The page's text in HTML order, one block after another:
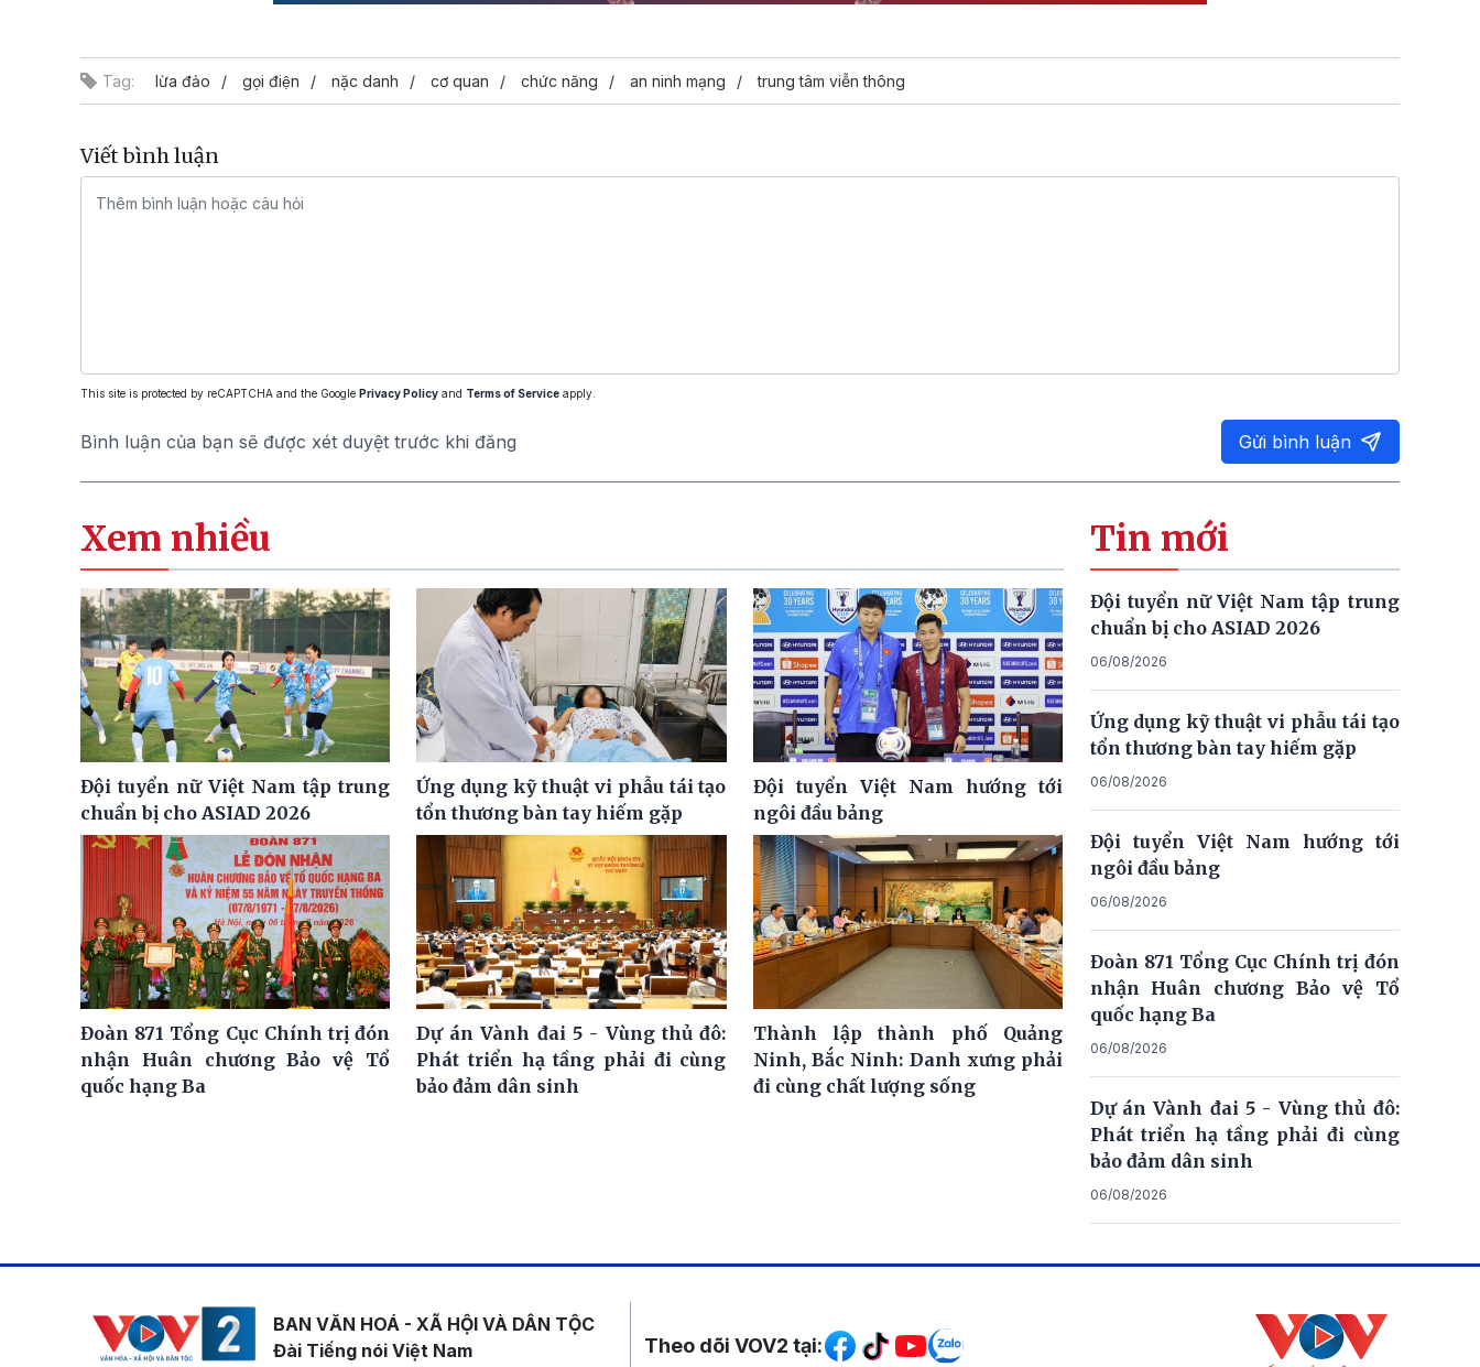
Tag: lừa đảo gọi điện nặc danh cơ quan chức năng an ninh mạng trung tâm viễn thông
Viết bình luận
This site is protected by reCAPTCHA and the Google Privacy Policy and Terms of Service apply.
Bình luận của bạn sẽ được xét duyệt trước khi đăng Gửi bình luận
Xem nhiều
Đội tuyển nữ Việt Nam tập trung
chuẩn bị cho ASIAD 2026
Ứng dụng kỹ thuật vi phẫu tái tạo
tổn thương bàn tay hiếm gặp
Đội tuyển Việt Nam hướng tới
ngôi đầu bảng
Đoàn 871 Tổng Cục Chính trị đón
nhận Huân chương Bảo vệ Tổ
quốc hạng Ba
Dự án Vành đai 5 - Vùng thủ đô:
Phát triển hạ tầng phải đi cùng
bảo đảm dân sinh
Thành lập thành phố Quảng
Ninh, Bắc Ninh: Danh xưng phải
đi cùng chất lượng sống
Tin mới
Đội tuyển nữ Việt Nam tập trung
chuẩn bị cho ASIAD 2026
06/08/2026
Ứng dụng kỹ thuật vi phẫu tái tạo
tổn thương bàn tay hiếm gặp
06/08/2026
Đội tuyển Việt Nam hướng tới
ngôi đầu bảng
06/08/2026
Đoàn 871 Tổng Cục Chính trị đón
nhận Huân chương Bảo vệ Tổ
quốc hạng Ba
06/08/2026
Dự án Vành đai 5 - Vùng thủ đô:
Phát triển hạ tầng phải đi cùng
bảo đảm dân sinh
06/08/2026
BAN VĂN HOÁ - XÃ HỘI VÀ DÂN TỘC
Đài Tiếng nói Việt Nam
Mạng xã hội
Theo dõi VOV2 tại: